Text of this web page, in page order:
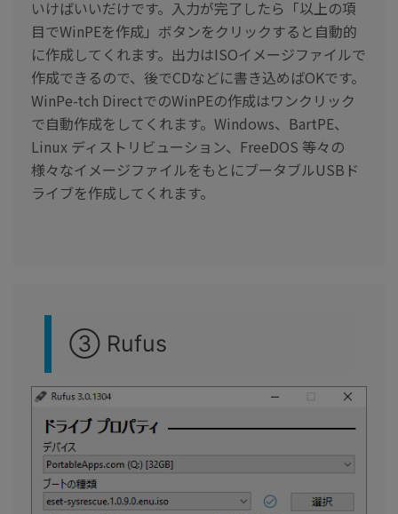
いけばいいだけです。入力が完了したら「以上の項
目でWinPEを作成」ボタンをクリックすると自動的
に作成してくれます。出力はISOイメージファイルで
作成できるので、後でCDなどに書き込めばOKです。
WinPe-tch DirectでのWinPEの作成はワンクリック
で自動作成をしてくれます。Windows、BartPE、
Linux ディストリビューション、FreeDOS 等々の
様々なイメージファイルをもとにブータブルUSBド
ライブを作成してくれます。
③ Rufus